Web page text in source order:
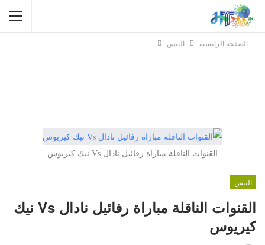
الصفحة الرئيسية التنس
القنوات الناقلة مباراة رفائيل نادال Vs نيك كيريوس
التنس
القنوات الناقلة مباراة رفائيل نادال Vs نيك
كيريوس